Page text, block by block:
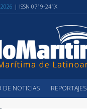
| ISSN 0719-241X
DE NOTICIAS REPORTAJES